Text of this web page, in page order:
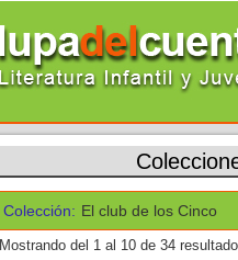
Colección: El club de los Cinco
Mostrando del 1 al 10 de 34